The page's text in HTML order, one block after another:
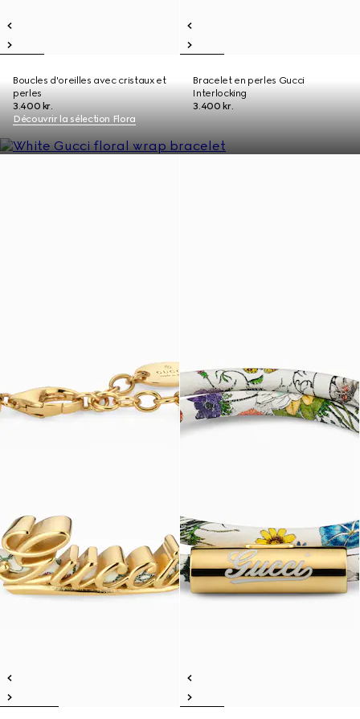
Boucles d'oreilles avec cristaux et
perles
3.400 kr.
Bracelet en perles Gucci
Interlocking
3.400 kr.
Découvrir la sélection Flora